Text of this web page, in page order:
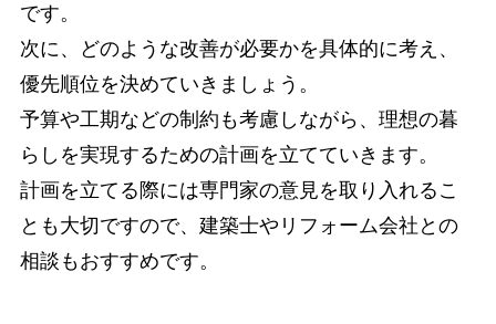
です。
次に、どのような改善が必要かを具体的に考え、
優先順位を決めていきましょう。
予算や工期などの制約も考慮しながら、理想の暮
らしを実現するための計画を立てていきます。
計画を立てる際には専門家の意見を取り入れるこ
とも大切ですので、建築士やリフォーム会社との
相談もおすすめです。